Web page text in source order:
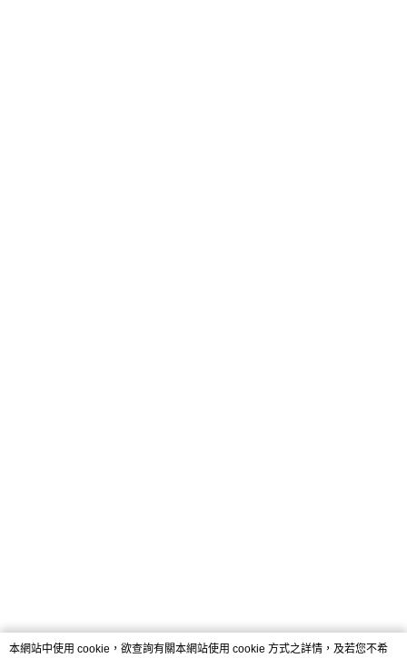
本網站中使用 cookie，欲查詢有關本網站使用 cookie 方式之詳情，及若您不希